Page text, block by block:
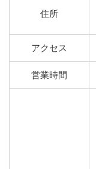
住所
アクセス
営業時間